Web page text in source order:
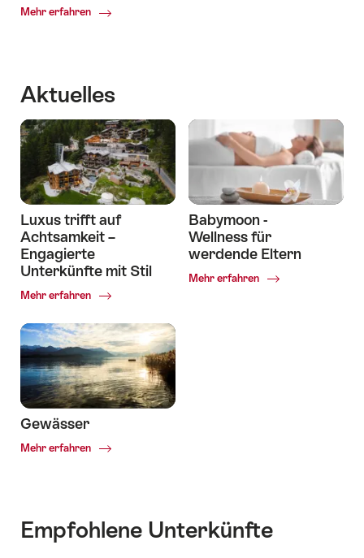
Mehr erfahren
Common.Of
Aktuelles
Luxus trifft auf
Achtsamkeit –
Engagierte
Unterkünfte mit Stil
Mehr erfahren
Common.Of
trifft
auf
Achtsamkeit
–
Engagierte
Unterkünfte
Babymoon -
Wellness für
werdende Eltern
Mehr erfahren
Common.Of
Gewässer
Mehr erfahren
Common.Of
Empfohlene Unterkünfte